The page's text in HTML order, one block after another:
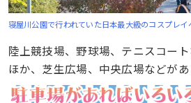
寝屋川公園で行われていた日本最大級のコスプレ
陸上競技場、野球場、テニスコー
ほか、芝生広場、中央広場などがあ